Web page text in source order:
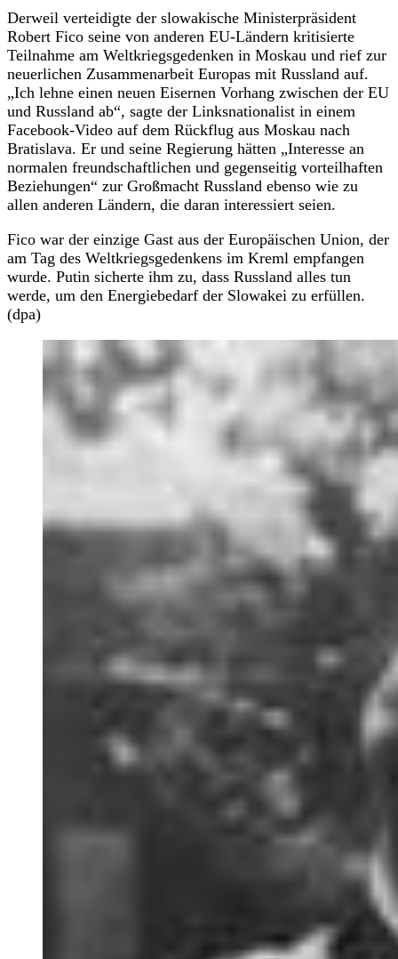
Derweil verteidigte der slowakische Ministerpräsident
Robert Fico seine von anderen EU-Ländern kritisierte
Teilnahme am Weltkriegsgedenken in Moskau und rief zur
neuerlichen Zusammenarbeit Europas mit Russland auf.
„Ich lehne einen neuen Eisernen Vorhang zwischen der EU
und Russland ab“, sagte der Linksnationalist in einem
Facebook-Video auf dem Rückflug aus Moskau nach
Bratislava. Er und seine Regierung hätten „Interesse an
normalen freundschaftlichen und gegenseitig vorteilhaften
Beziehungen“ zur Großmacht Russland ebenso wie zu
allen anderen Ländern, die daran interessiert seien.
Fico war der einzige Gast aus der Europäischen Union, der
am Tag des Weltkriegsgedenkens im Kreml empfangen
wurde. Putin sicherte ihm zu, dass Russland alles tun
werde, um den Energiebedarf der Slowakei zu erfüllen.
(dpa)